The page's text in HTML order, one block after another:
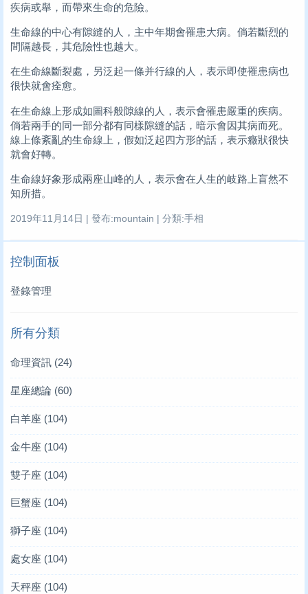
疾病或舉，而帶來生命的危險。
生命線的中心有隙縫的人，主中年期會罹患大病。倘若斷烈的
間隔越長，其危險性也越大。
在生命線斷裂處，另泛起一條并行線的人，表示即使罹患病也
很快就會痊愈。
在生命線上形成如圖科般隙線的人，表示會罹患嚴重的疾病。
倘若兩手的同一部分都有同樣隙縫的話，暗示會因其病而死。
線上條紊亂的生命線上，假如泛起四方形的話，表示癥狀很快
就會好轉。
生命線好象形成兩座山峰的人，表示會在人生的岐路上盲然不
知所措。
2019年11月14日 | 發布:mountain | 分類:手相
控制面板
登錄管理
所有分類
命理資訊 (24)
星座總論 (60)
白羊座 (104)
金牛座 (104)
雙子座 (104)
巨蟹座 (104)
獅子座 (104)
處女座 (104)
天秤座 (104)